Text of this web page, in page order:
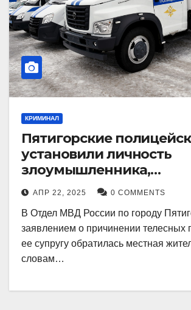
КРИМИНАЛ
Пятигорские
установили личность
злоумышленника,
причинившего телесные
повреждения местному
АПР 22, 2025 0 COMMENTS
В Отдел МВД России по городу
заявлением о причинении телесных
ее супругу обратилась местная
словам…